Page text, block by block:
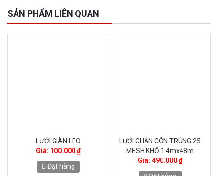
SẢN PHẨM LIÊN QUAN
LƯỚI GIÀN LEO
Giá: 100.000 ₫
Đặt hàng
LƯỚI CHẮN CÔN TRÙNG 25
MESH KHỔ 1.4mx48m
Giá: 490.000 ₫